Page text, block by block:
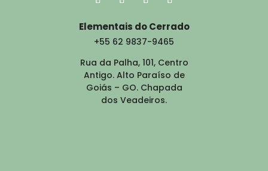
Elementais do Cerrado
+55 62 9837-9465
Rua da Palha, 101, Centro
Antigo. Alto Paraíso de
Goiás – GO. Chapada
dos Veadeiros.